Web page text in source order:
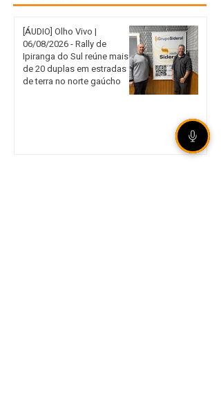
[ÁUDIO] Olho Vivo |
06/08/2026 - Rally de
Ipiranga do Sul reúne mais
de 20 duplas em estradas
de terra no norte gaúcho